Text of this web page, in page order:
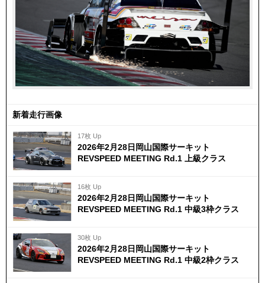
新着走行画像
17枚 Up
2026年2月28日岡山国際サーキット
REVSPEED MEETING Rd.1 上級クラス
16枚 Up
2026年2月28日岡山国際サーキット
REVSPEED MEETING Rd.1 中級3枠クラス
30枚 Up
2026年2月28日岡山国際サーキット
REVSPEED MEETING Rd.1 中級2枠クラス